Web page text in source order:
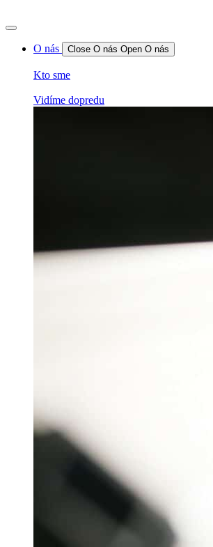
O nás Close O nás Open O nás
Kto sme
Vidíme dopredu